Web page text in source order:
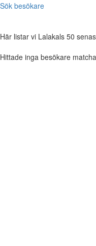
Sök besökare
Här listar vi Lalakals 50
Hittade inga besökare